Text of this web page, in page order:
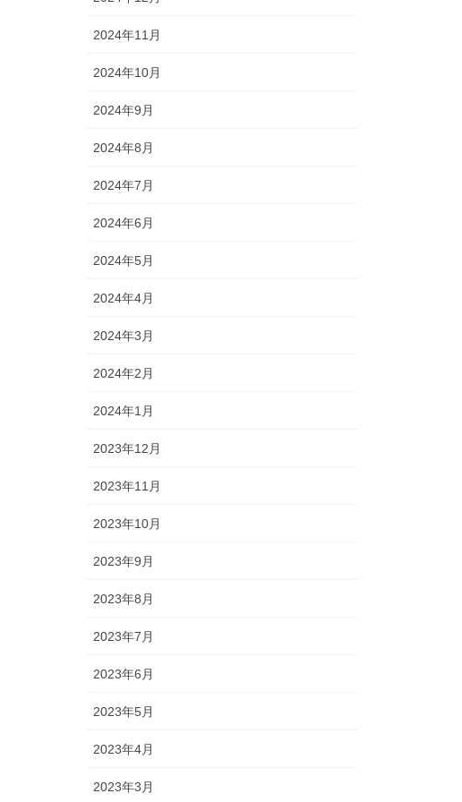
2024年11月
2024年10月
2024年9月
2024年8月
2024年7月
2024年6月
2024年5月
2024年4月
2024年3月
2024年2月
2024年1月
2023年12月
2023年11月
2023年10月
2023年9月
2023年8月
2023年7月
2023年6月
2023年5月
2023年4月
2023年3月